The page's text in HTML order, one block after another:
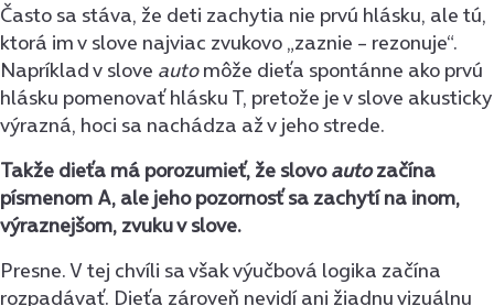
Často sa stáva, že deti zachytia nie prvú hlásku, ale tú,
ktorá im v slove najviac zvukovo „zaznie – rezonuje“.
Napríklad v slove automôže dieťa spontánne ako prvú
hlásku pomenovať hlásku T, pretože je v slove akusticky
výrazná, hoci sa nachádza až v jeho strede.
Takže dieťa má porozumieť, že slovoautozačína
písmenom A, ale jeho pozornosť sa zachytí na inom,
výraznejšom, zvuku v slove.
Presne. V tej chvíli sa však výučbová logika začína
rozpadávať. Dieťa zároveň nevidí ani žiadnu vizuálnu